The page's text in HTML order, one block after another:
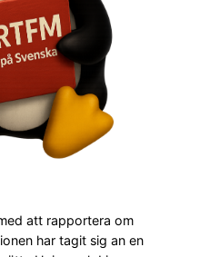
att rapportera om
har tagit sig an en